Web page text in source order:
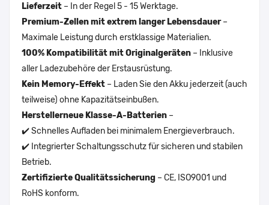
Lieferzeit – In der Regel 5 - 15 Werktage.
Premium-Zellen mit extrem langer Lebensdauer–
Maximale Leistung durch erstklassige Materialien.
100% Kompatibilität mit Originalgeräten – Inklusive
aller Ladezubehöre der Erstausrüstung.
Kein Memory-Effekt – Laden Sie den Akku jederzeit (auch
teilweise) ohne Kapazitätseinbußen.
Herstellerneue Klasse-A-Batterien –
✔️ Schnelles Aufladen bei minimalem Energieverbrauch.
✔️ Integrierter Schaltungsschutz für sicheren und stabilen
Betrieb.
Zertifizierte Qualitätssicherung – CE, ISO9001 und
RoHS konform.